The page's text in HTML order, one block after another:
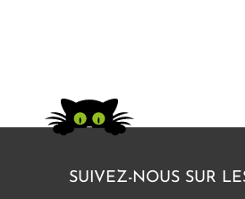
SUIVEZ-NOUS SUR